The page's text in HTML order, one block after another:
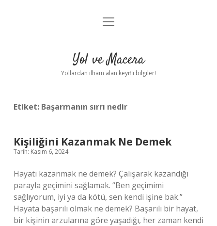
Anasayfa
Yasal Uyarı
menüyü
Yol ve Macera
Yollardan ilham alan keyifli bilgiler!
Etiket: Başarmanın sırrı nedir
Kişiliğini Kazanmak Ne Demek
Tarih: Kasım 6, 2024
Hayatı kazanmak ne demek? Çalışarak kazandığı
parayla geçimini sağlamak. “Ben geçimimi
sağlıyorum, iyi ya da kötü, sen kendi işine bak.”
Hayata başarılı olmak ne demek? Başarılı bir hayat,
bir kişinin arzularına göre yaşadığı, her zaman kendi